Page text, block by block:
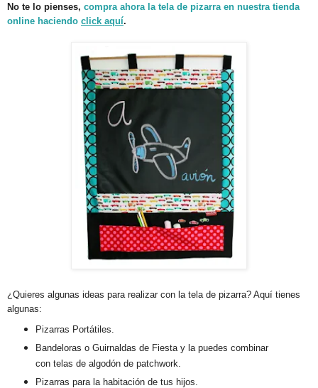
No te lo pienses, compra ahora la tela de pizarra en nuestra tienda
online haciendo click aquí.
¿Quieres algunas ideas para realizar con la tela de pizarra? Aquí tienes
algunas:
Pizarras Portátiles.
Bandeloras o Guirnaldas de Fiesta y la puedes combinar
con telas de algodón de patchwork.
Pizarras para la habitación de tus hijos.